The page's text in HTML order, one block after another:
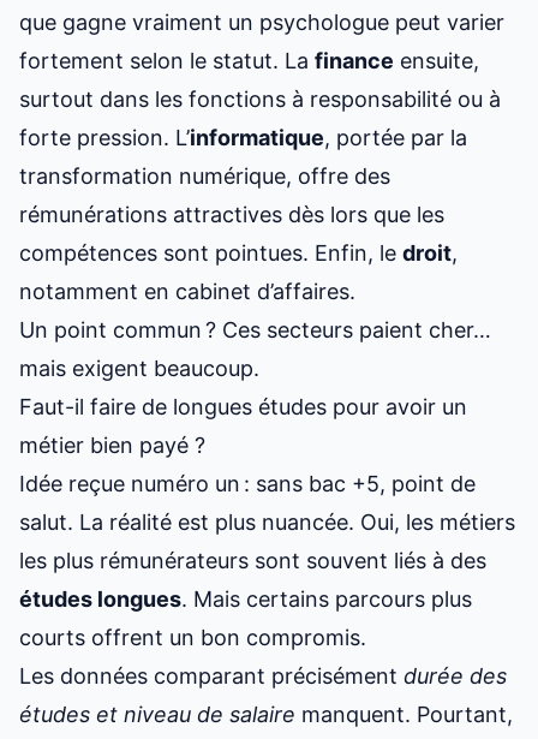
que gagne vraiment un psychologue peut varier
fortement selon le statut. La finance ensuite,
surtout dans les fonctions à responsabilité ou à
forte pression. L’informatique, portée par la
transformation numérique, offre des
rémunérations attractives dès lors que les
compétences sont pointues. Enfin, le droit,
notamment en cabinet d’affaires.
Un point commun ? Ces secteurs paient cher…
mais exigent beaucoup.
Faut-il faire de longues études pour avoir un
métier bien payé ?
Idée reçue numéro un : sans bac +5, point de
salut. La réalité est plus nuancée. Oui, les métiers
les plus rémunérateurs sont souvent liés à des
études longues. Mais certains parcours plus
courts offrent un bon compromis.
Les données comparant précisément durée des
études et niveau de salaire manquent. Pourtant,